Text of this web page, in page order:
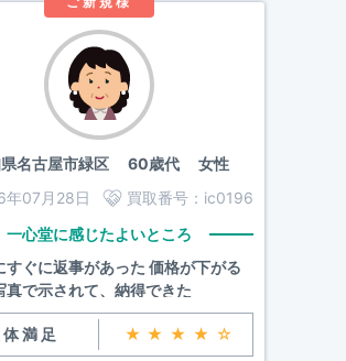
名古屋市緑区60歳代 女性
年07月28日
買取番号： ic0196
一心堂に感じたよいところ
すぐに返事があった 価格が下がる
真で示されて、納得できた
満足 ★★★★☆